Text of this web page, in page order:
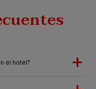
el hotel?